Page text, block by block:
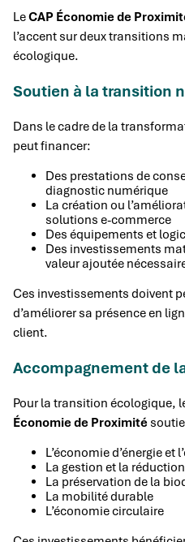
LeCAP Économie de
l’accent sur deux transitions
écologique.
Soutien à la transition
Dans le cadre de la
peut financer:
Des prestations de
diagnostic numérique
La création ou
solutions e-commerce
Des équipements et
Des investissements
valeur ajoutée
Ces investissements doivent
d’améliorer sa présence en
client.
Accompagnement de
Pour la transition écologique,
Économie de Proximité
L’économie d’énergie et
La gestion et la
La préservation de la
La mobilité durable
L’économie circulaire